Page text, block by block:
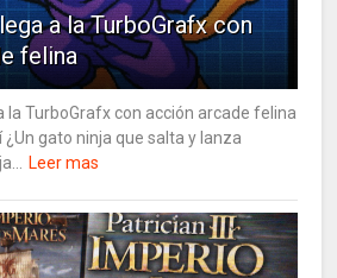
a la TurboGrafx con
felina
la TurboGrafx con acción arcade felina
¿Un gato ninja que salta y lanza
Leer mas